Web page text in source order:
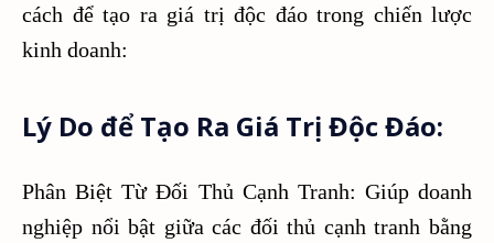
cách để tạo ra giá trị độc đáo trong chiến lược
kinh doanh:
Lý Do để Tạo Ra Giá Trị Độc Đáo:
Phân Biệt Từ Đối Thủ Cạnh Tranh: Giúp doanh
nghiệp nổi bật giữa các đối thủ cạnh tranh bằng